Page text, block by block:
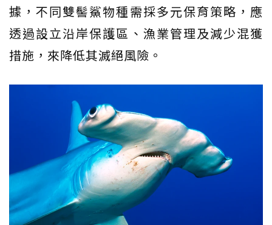
據，不同雙髻鯊物種需採多元保育策略，應
透過設立沿岸保護區、漁業管理及減少混獲
措施，來降低其滅絕風險。